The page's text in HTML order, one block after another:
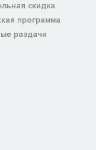
скидка
программа
раздачи